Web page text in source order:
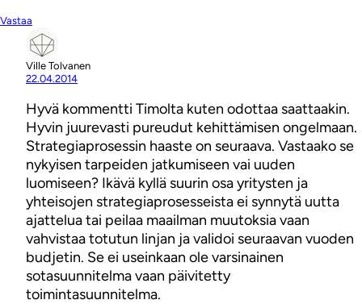
Vastaa
Ville Tolvanen
22.04.2014
Hyvä kommentti Timolta kuten odottaa saattaakin.
Hyvin juurevasti pureudut kehittämisen ongelmaan.
Strategiaprosessin haaste on seuraava. Vastaako se
nykyisen tarpeiden jatkumiseen vai uuden
luomiseen? Ikävä kyllä suurin osa yritysten ja
yhteisojen strategiaprosesseista ei synnytä uutta
ajattelua tai peilaa maailman muutoksia vaan
vahvistaa totutun linjan ja validoi seuraavan vuoden
budjetin. Se ei useinkaan ole varsinainen
sotasuunnitelma vaan päivitetty
toimintasuunnitelma.